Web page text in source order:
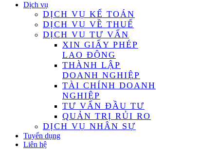
Dịch vụ
DỊCH VỤ KẾ TOÁN
DỊCH VỤ VỀ THUẾ
DỊCH VỤ TƯ VẤN
XIN GIẤY PHÉP
LAO ĐỘNG
THÀNH LẬP
DOANH NGHIỆP
TÀI CHÍNH DOANH
NGHIỆP
TƯ VẤN ĐẦU TƯ
QUẢN TRỊ RỦI RO
DỊCH VỤ NHÂN SỰ
Tuyển dụng
Liên hệ